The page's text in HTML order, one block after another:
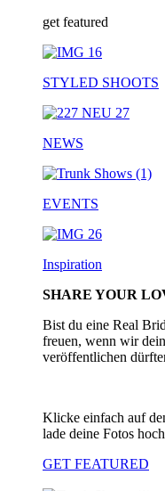
get featured
STYLED SHOOTS
NEWS
EVENTS
Inspiration
SHARE YOUR
Bist du eine Real
freuen, wenn wir
veröffentlichen
Klicke einfach auf
lade deine Fotos
GET FEATURED